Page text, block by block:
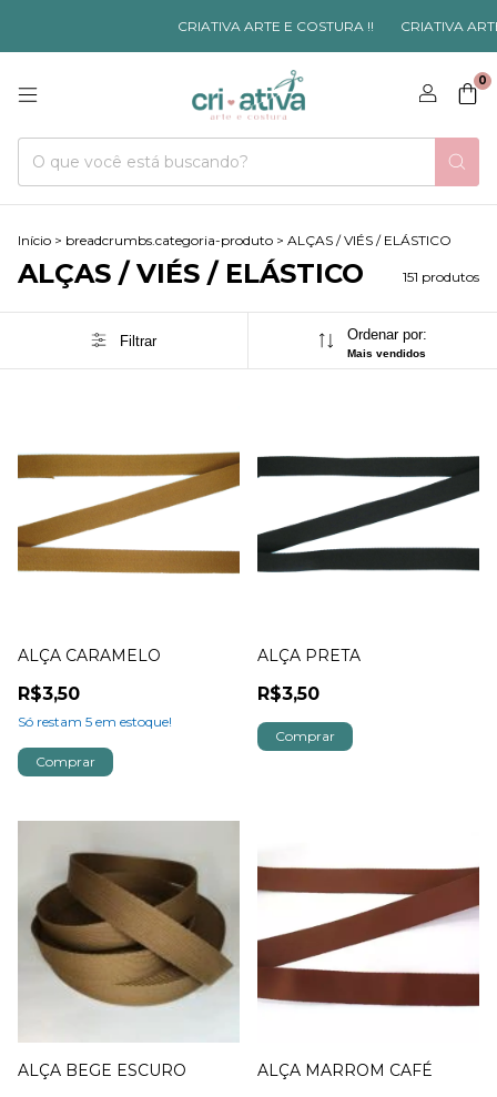
CRIATIVA ARTE E COSTURA !! CRIATIVA ARTE E
0
Início > breadcrumbs.categoria-produto > ALÇAS / VIÉS / ELÁSTICO
ALÇAS / VIÉS / ELÁSTICO 151 produtos
Filtrar Ordenar por:
Mais vendidos
ALÇA CARAMELO
R$3,50
Só restam 5 em estoque!
Comprar
ALÇA PRETA
R$3,50
Comprar
ALÇA BEGE ESCURO ALÇA MARROM CAFÉ